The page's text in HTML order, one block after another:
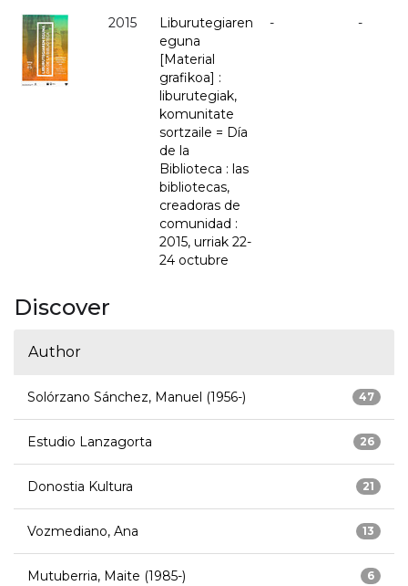
2015
Liburutegiaren
eguna
[Material
grafikoa] :
liburutegiak,
komunitate
sortzaile = Día
de la
Biblioteca : las
bibliotecas,
creadoras de
comunidad :
2015, urriak 22-
24 octubre
- -
Discover
Author
47
Solórzano Sánchez, Manuel (1956-)
26
Estudio Lanzagorta
21
Donostia Kultura
13
Vozmediano, Ana
6
Mutuberria, Maite (1985-)